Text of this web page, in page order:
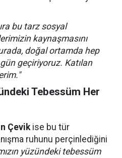
bu tarz sosyal
kaynaşmasını
doğal ortamda hep
geçiriyoruz. Katılan
Tebessüm Her
Çevikise bu tür
ruhunu perçinlediğini
yüzündeki tebessüm